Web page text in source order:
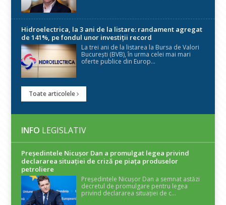
Hidroelectrica, la 3 ani de la listare: randament agregat
de 141%, pe fondul unor investiții record
La trei ani de la listarea la Bursa de Valori
București (BVB), în urma celei mai mari
oferte publice din Europ...
Toate articolele
INFO LEGISLATIV
Președintele Nicuşor Dan a promulgat legea privind
declararea situaţiei de criză pe piaţa produselor
petroliere
Președintele Nicușor Dan a semnat astăzi
decretul de promulgare pentru legea
privind declararea situației de c...